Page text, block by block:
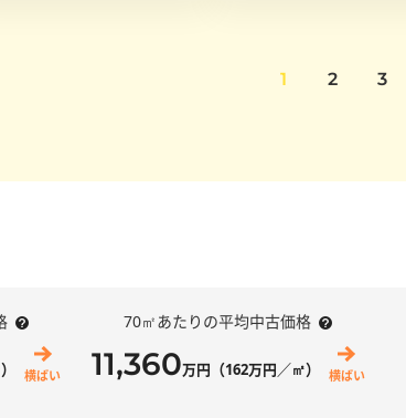
1 2 3
横ばい
70㎡あたりの平均中古価格
11,360万円（162万円／㎡） 横ばい